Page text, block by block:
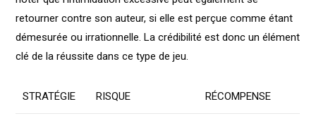
retourner contre son auteur, si elle est perçue comme étant
démesurée ou irrationnelle. La crédibilité est donc un élément
clé de la réussite dans ce type de jeu.
STRATÉGIE RISQUE RÉCOMPENSE